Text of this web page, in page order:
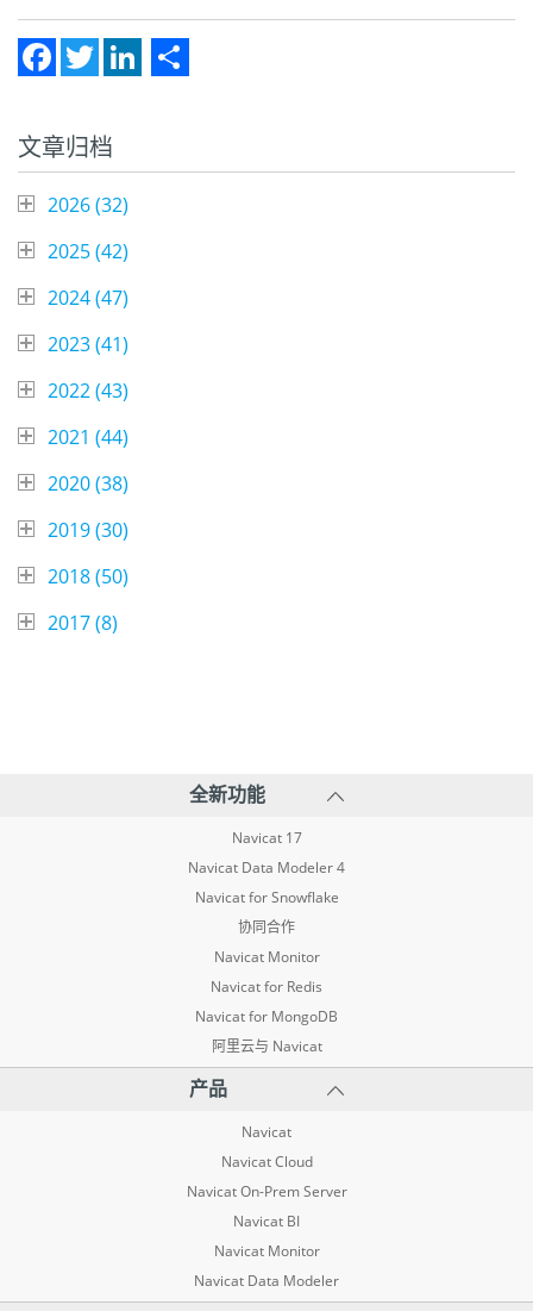
文章归档
2026 (32)
2025 (42)
2024 (47)
2023 (41)
2022 (43)
2021 (44)
2020 (38)
2019 (30)
2018 (50)
2017 (8)
全新功能
Navicat 17
Navicat Data Modeler 4
Navicat for Snowflake
协同合作
Navicat Monitor
Navicat for Redis
Navicat for MongoDB
阿里云与 Navicat
产品
Navicat
Navicat Cloud
Navicat On-Prem Server
Navicat BI
Navicat Monitor
Navicat Data Modeler